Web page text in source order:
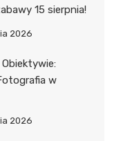
15 sierpnia!
2026
w
2026